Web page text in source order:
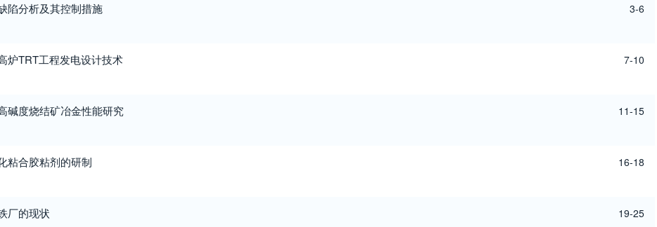
陷分析及其控制措施 3-6
炉TRT工程发电设计技术 7-10
碱度烧结矿冶金性能研究 11-15
粘合胶粘剂的研制 16-18
厂的现状 19-25